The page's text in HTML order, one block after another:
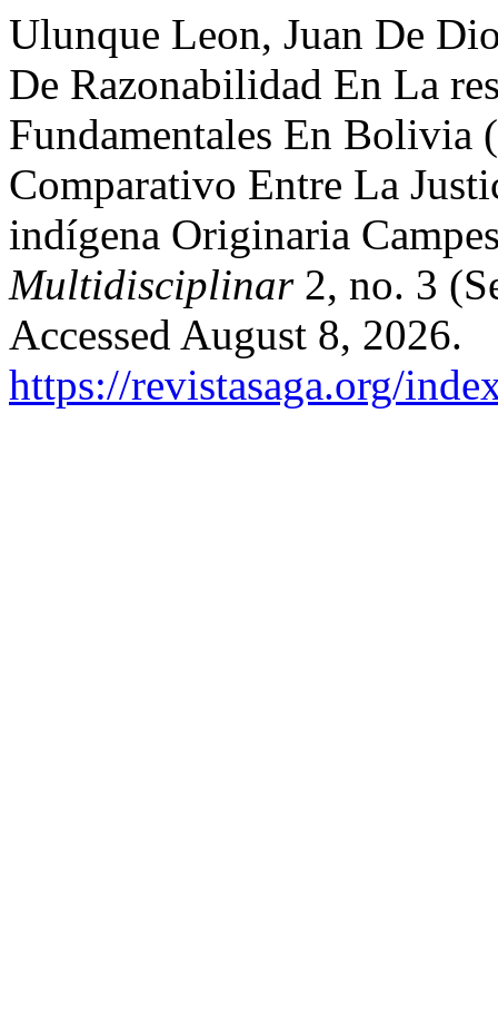
Ulunque Leon, Juan De
De Razonabilidad En La
Fundamentales En Bolivia
Comparativo Entre La
indígena Originaria
Multidisciplinar2, no. 3
Accessed August 8, 2026.
https://revistasaga.org/